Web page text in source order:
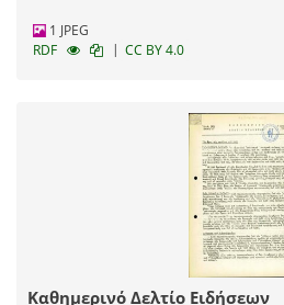
1 JPEG
RDF
| CC BY 4.0
Καθημερινό Δελτίο Ειδήσεων